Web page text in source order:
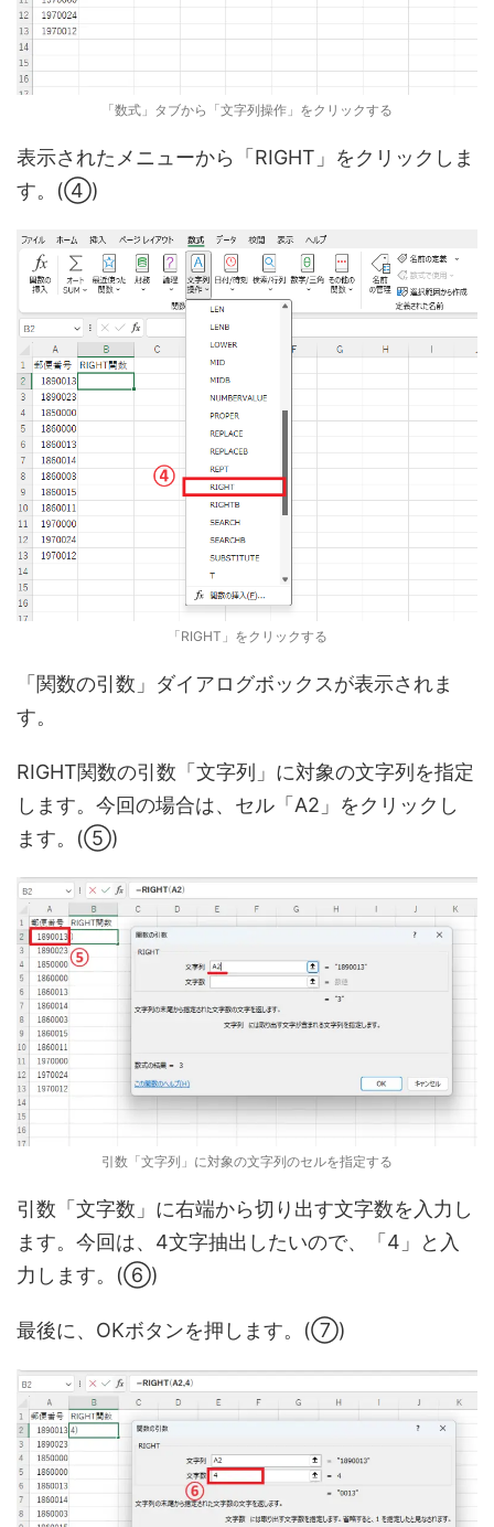
「数式」タブから「文字列操作」をクリックする
表示されたメニューから「RIGHT」をクリックしま
す。(④)
「RIGHT」をクリックする
「関数の引数」ダイアログボックスが表示されま
す。
RIGHT関数の引数「文字列」に対象の文字列を指定
します。今回の場合は、セル「A2」をクリックし
ます。(⑤)
引数「文字列」に対象の文字列のセルを指定する
引数「文字数」に右端から切り出す文字数を入力し
ます。今回は、4文字抽出したいので、「4」と入
力します。(⑥)
最後に、OKボタンを押します。(⑦)